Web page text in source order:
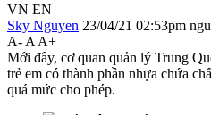
VN EN
Sky Nguyen 23/04/21 02:53pm
A- A A+
Mới đây, cơ quan quản lý Trung
trẻ em có thành phần nhựa chứa
quá mức cho phép.